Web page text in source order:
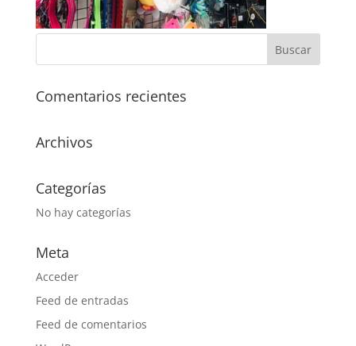
Comentarios recientes
Archivos
Categorías
No hay categorías
Meta
Acceder
Feed de entradas
Feed de comentarios